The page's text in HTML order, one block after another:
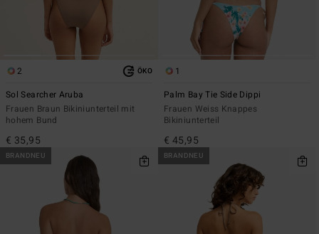
2 ÖKO
Sol Searcher Aruba
Frauen Braun Bikiniunterteil mit
hohem Bund
€ 35,95
1
Palm Bay Tie Side Dippi
Frauen Weiss Knappes
Bikiniunterteil
€ 45,95
BRANDNEU BRANDNEU